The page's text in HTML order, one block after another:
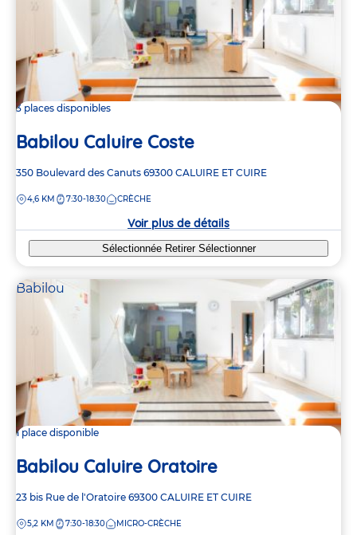
3 places disponibles
Babilou Caluire Coste
Adresse
la
350 Boulevard des Canuts 69300 CALUIRE ET CUIRE
DISTANCE
4,6 KM 7:30-18:30 CRÈCHE
Voir plus de détails
Sélectionnée Retirer Sélectionner
Babilou
1 place disponible
Babilou Caluire Oratoire
Adresse
la
23 bis Rue de l'Oratoire 69300 CALUIRE ET CUIRE
DISTANCE
5,2 KM 7:30-18:30 MICRO-CRÈCHE